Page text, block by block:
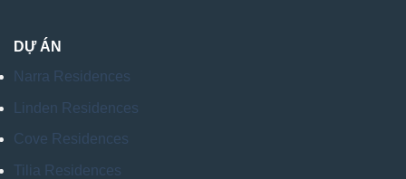
DỰ ÁN
Narra Residences
Linden Residences
Cove Residences
Tilia Residences